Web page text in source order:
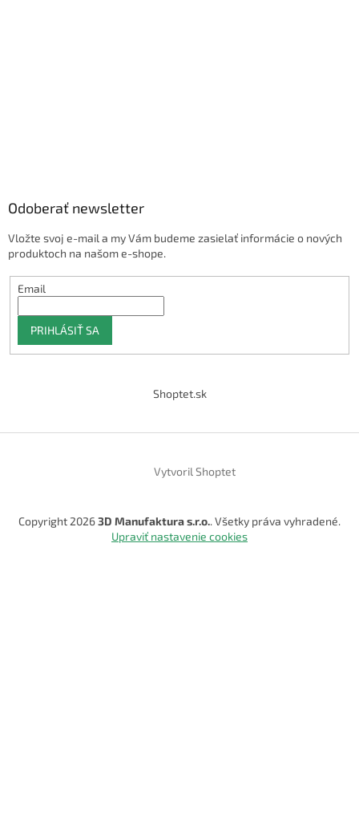
Odoberať newsletter
Vložte svoj e-mail a my Vám budeme zasielať informácie o nových
produktoch na našom e-shope.
Email
PRIHLÁSIŤ SA
Shoptet.sk
Vytvoril Shoptet
Copyright 20263D Manufaktura s.r.o.. Všetky práva vyhradené.
Upraviť nastavenie cookies